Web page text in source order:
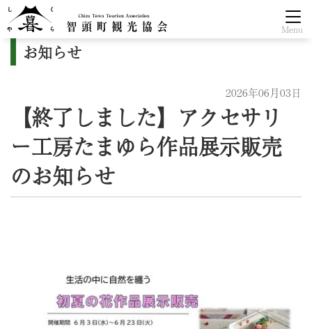
Menu
お知らせ
2026年06月03日
【終了しました】アクセサリ
ー工房たまゆら作品展示販売
のお知らせ